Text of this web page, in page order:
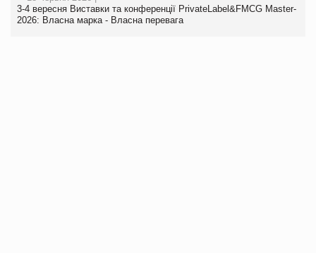
3-4 вересня Виставки та конференції PrivateLabel&FMCG Master-
2026: Власна марка - Власна перевага